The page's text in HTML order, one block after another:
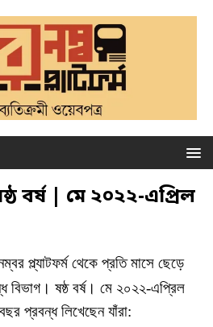
বর্ষ | মে ২০২২-এপ্রিল
প্ল্যাটফর্ম থেকে প্রতি মাসে ছেড়ে
বিভাগ। ষষ্ঠ বর্ষ। মে ২০২২-এপ্রিল
প্রবন্ধ লিখেছেন যাঁরা: